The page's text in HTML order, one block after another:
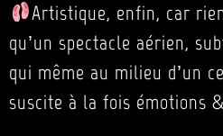
Artistique, enfin, car
qu’un spectacle aérien,
qui même au milieu d’un
suscite à la fois émotions